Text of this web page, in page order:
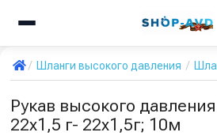
Шланги высокого давления
Рукав высокого
22х1,5 г- 22х1,5г; 10м